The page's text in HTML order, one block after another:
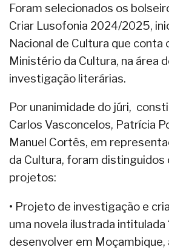
Foram selecionados os
Criar Lusofonia 2024/2025,
Nacional de Cultura que conta
Ministério da Cultura, na área
investigação literárias.
Por unanimidade do júri,
Carlos Vasconcelos, Patrícia
Manuel Cortês, em
da Cultura, foram distinguidos
projetos:
• Projeto de investigação e
uma novela ilustrada intitulada
desenvolver em